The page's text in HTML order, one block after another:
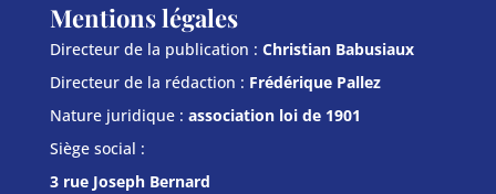
Mentions légales
Directeur de la publication : Christian Babusiaux
Directeur de la rédaction : Frédérique Pallez
Nature juridique : association loi de 1901
Siège social :
3 rue Joseph Bernard